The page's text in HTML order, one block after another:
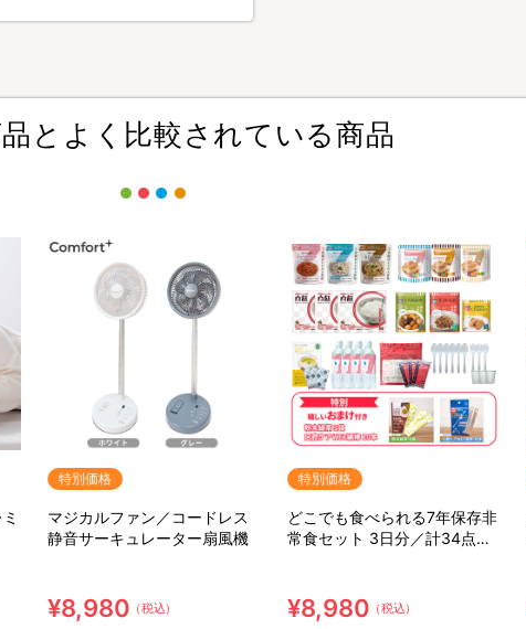
とよく比較されている商品
特別価格
マジカルファン／コードレス
静音サーキュレーター扇風機
¥8,980 （税込）
特別価格
どこでも食べられる7年保存非
常食セット 3日分／計34点セ
¥8,980 （税込）